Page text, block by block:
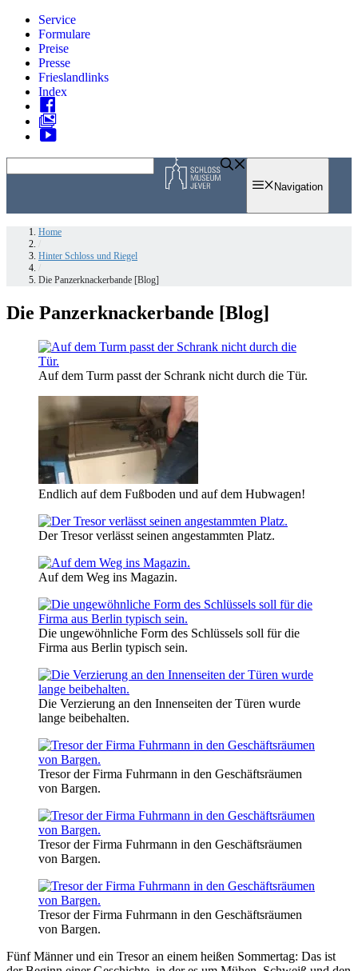
Zum
Inhalt
springen
Service
Formulare
Preise
Presse
Frieslandlinks
Index
to
Navigation
Home
Hinter Schloss und Riegel
Die Panzerknackerbande [Blog]
Die Panzerknackerbande [Blog]
Auf dem Turm passt der Schrank nicht durch die Tür.
Endlich auf dem Fußboden und auf dem Hubwagen!
Der Tresor verlässt seinen angestammten Platz.
Auf dem Weg ins Magazin.
Die ungewöhnliche Form des Schlüssels soll für die
Firma aus Berlin typisch sein.
Die Verzierung an den Innenseiten der Türen wurde
lange beibehalten.
Tresor der Firma Fuhrmann in den Geschäftsräumen
von Bargen.
Tresor der Firma Fuhrmann in den Geschäftsräumen
von Bargen.
Tresor der Firma Fuhrmann in den Geschäftsräumen
von Bargen.
Fünf Männer und ein Tresor an einem heißen Sommertag: Das ist